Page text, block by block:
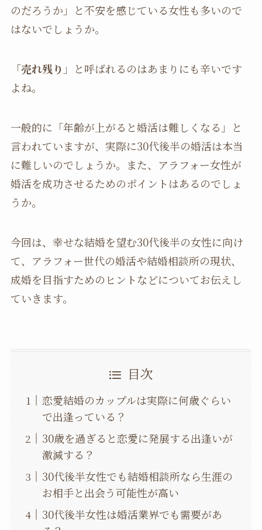
のだろうか」と不安を感じている女性も多いので
はないでしょうか。
「売れ残り 」と呼ばれるのはあまりにも辛いです
よね。
一般的に「年齢が上がると婚活は難しくなる」と
言われていますが、実際に30代後半の婚活は本当
に難しいのでしょうか。また、アラフォー女性が
婚活を成功させるためのポイントはあるのでしょ
うか。
今回は、幸せな結婚を望む30代後半の女性に向け
て、アラフォー世代の婚活や結婚相談所の現状、
成婚を目指すためのヒントなどについてお伝えし
ていきます。
目次
恋愛結婚のカップルは実際に何歳ぐらい
で出逢っている？
30歳を過ぎると恋愛に発展する出逢いが
激減する？
30代後半女性でも結婚相談所なら生涯の
お相手と出会う可能性が高い
30代後半女性は婚活業界でも需要があ